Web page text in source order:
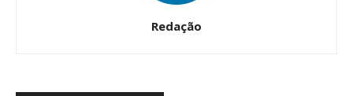
Redação